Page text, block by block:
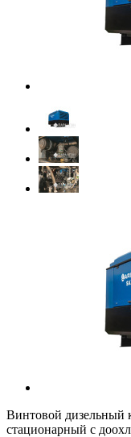
Винтовой дизельный
стационарный с